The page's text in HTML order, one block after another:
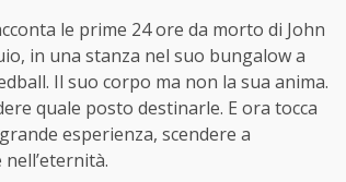
le prime 24 ore da morto di John
in una stanza nel suo bungalow a
Il suo corpo ma non la sua anima.
quale posto destinarle. E ora tocca
esperienza, scendere a